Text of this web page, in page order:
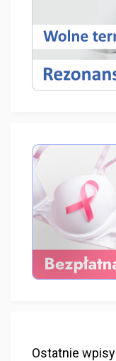
Ostatnie wpisy